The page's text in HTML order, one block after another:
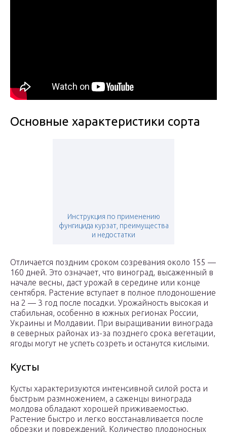
Основные характеристики сорта
Инструкция по применению
фунгицида курзат, преимущества
и недостатки
Отличается поздним сроком созревания около 155 —
160 дней. Это означает, что виноград, высаженный в
начале весны, даст урожай в середине или конце
сентября. Растение вступает в полное плодоношение
на 2 — 3 год после посадки. Урожайность высокая и
стабильная, особенно в южных регионах России,
Украины и Молдавии. При выращивании винограда
в северных районах из-за позднего срока вегетации,
ягоды могут не успеть созреть и останутся кислыми.
Кусты
Кусты характеризуются интенсивной силой роста и
быстрым размножением, а саженцы винограда
молдова обладают хорошей приживаемостью.
Растение быстро и легко восстанавливается после
обрезки и повреждений. Количество плодоносных